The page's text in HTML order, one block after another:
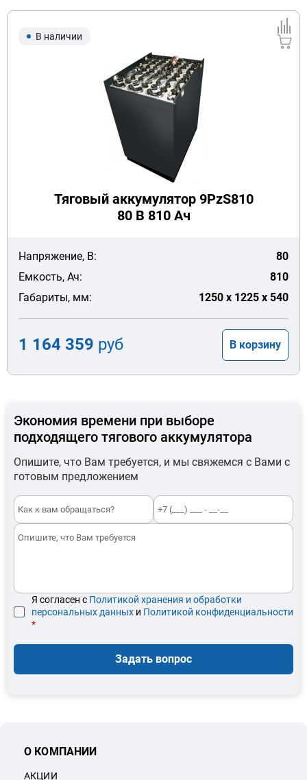
В наличии
Тяговый аккумулятор 9PzS810
80 В 810 Ач
Напряжение, В:
80
Емкость, Ач:
810
Габариты, мм:
1250 x 1225 x 540
1 164 359 руб В корзину
Экономия времени при выборе
подходящего тягового аккумулятора
Опишите, что Вам требуется, и мы свяжемся с Вами с
готовым предложением
Я согласен с Политикой хранения и обработки
персональных данных и Политикой конфиденциальности
*
Задать вопрос
О КОМПАНИИ
АКЦИИ